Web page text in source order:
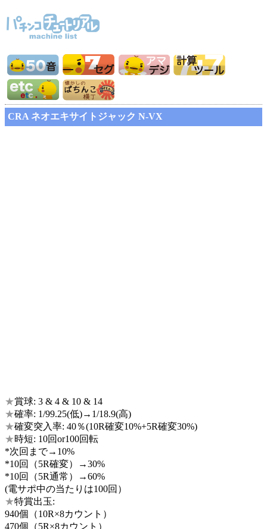
CRA ネオエキサイトジャック N-VX
★賞球: 3 & 4 & 10 & 14
★確率: 1/99.25(低)→1/18.9(高)
★確変突入率: 40％(10R確変10%+5R確変30%)
★時短: 10回or100回転
*次回まで→10%
*10回（5R確変）→30%
*10回（5R通常）→60%
(電サポ中の当たりは100回）
★特賞出玉:
940個（10R×8カウント）
470個（5R×8カウント）